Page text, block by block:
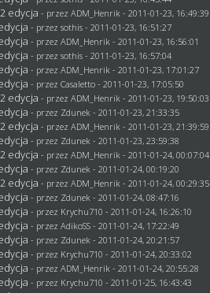
edycja - przezADM_Henrik - 2011-01-23, 16:49:39
- przezsothis - 2011-01-23, 16:51:27
- przezADM_Henrik - 2011-01-23, 16:56:01
- przezsothis - 2011-01-23, 16:57:04
- przezADM_Henrik - 2011-01-23, 17:01:27
- przezCasaletto - 2011-01-23, 17:05:50
edycja - przezADM_Henrik - 2011-01-23, 19:50:03
- przez Zdunek - 2011-01-23, 21:33:35
edycja - przezADM_Henrik - 2011-01-23, 21:39:59
- przez Zdunek - 2011-01-23, 23:59:38
edycja - przezADM_Henrik - 2011-01-24, 00:07:04
- przez Zdunek - 2011-01-24, 00:19:20
edycja - przezADM_Henrik - 2011-01-24, 00:29:35
- przez Zdunek - 2011-01-24, 08:47:16
- przez Krychu710 - 2011-01-24, 16:26:10
- przez AdikoSS - 2011-01-24, 17:22:49
- przez Zdunek - 2011-01-24, 20:21:57
- przez Krychu710 - 2011-01-24, 20:33:02
- przezADM_Henrik - 2011-01-24, 20:55:28
- przez Krychu710 - 2011-01-25, 16:43:43